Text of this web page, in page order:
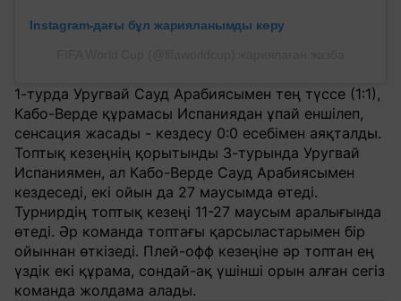
Instagram-дағы бұл жарияланымды көру
1-турда Уругвай Сауд Арабиясымен тең түссе (1:1),
Кабо-Верде құрамасы Испаниядан ұпай еншілеп,
сенсация жасады - кездесу 0:0 есебімен аяқталды.
Топтық кезеңнің қорытынды 3-турында Уругвай
Испаниямен, ал Кабо-Верде Сауд Арабиясымен
кездеседі, екі ойын да 27 маусымда өтеді.
Турнирдің топтық кезеңі 11-27 маусым аралығында
өтеді. Әр команда топтағы қарсыластарымен бір
ойыннан өткізеді. Плей-офф кезеңіне әр топтан ең
үздік екі құрама, сондай-ақ үшінші орын алған сегіз
команда жолдама алады.